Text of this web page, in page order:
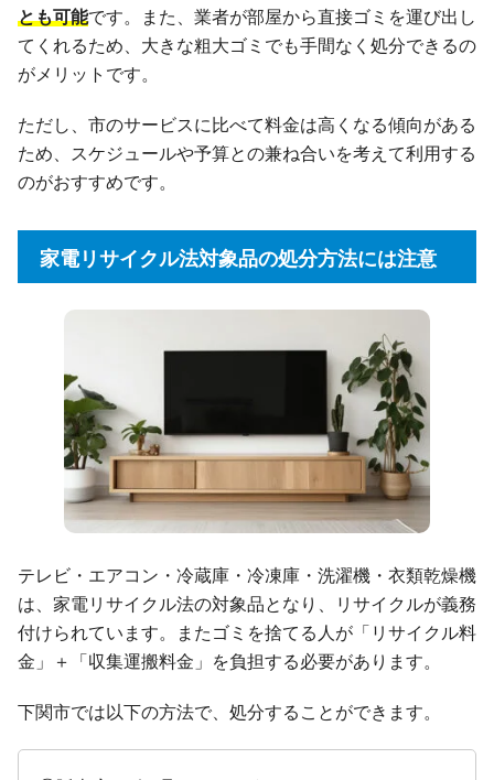
とも可能です。また、業者が部屋から直接ゴミを運び出し
てくれるため、大きな粗大ゴミでも手間なく処分できるの
がメリットです。
ただし、市のサービスに比べて料金は高くなる傾向がある
ため、スケジュールや予算との兼ね合いを考えて利用する
のがおすすめです。
家電リサイクル法対象品の処分方法には注意
テレビ・エアコン・冷蔵庫・冷凍庫・洗濯機・衣類乾燥機
は、家電リサイクル法の対象品となり、リサイクルが義務
付けられています。またゴミを捨てる人が「リサイクル料
金」＋「収集運搬料金」を負担する必要があります。
下関市では以下の方法で、処分することができます。